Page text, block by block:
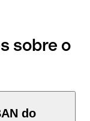
sobre o
do